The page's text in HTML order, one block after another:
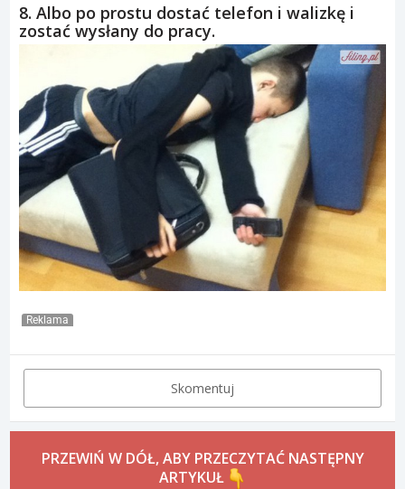
8. Albo po prostu dostać telefon i walizkę i
zostać wysłany do pracy.
Reklama
Skomentuj
PRZEWIŃ W DÓŁ, ABY PRZECZYTAĆ NASTĘPNY
ARTYKUŁ